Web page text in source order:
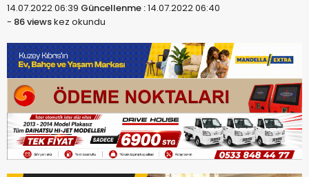
14.07.2022 06:39 Güncellenme :14.07.2022 06:40
- 86 viewskez okundu